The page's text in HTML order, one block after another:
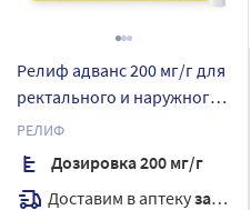
Релиф адванс 200 мг/г для
ректального и наружного
применения 25 гр
РЕЛИФ
Дозировка 200 мг/г
Доставим в аптекузавтра